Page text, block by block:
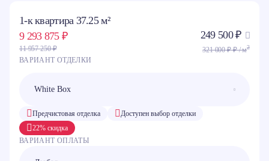
1-к квартира 37.25 м²
9 293 875 ₽
11 957 250 ₽
249 500 ₽
321 000 ₽ ₽ / м2
ВАРИАНТ ОТДЕЛКИ
22% скидка
Предчистовая отделка Доступен выбор отделки
ВАРИАНТ ОПЛАТЫ